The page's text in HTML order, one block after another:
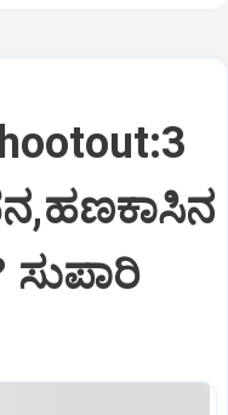
ಸುಪಾರಿ